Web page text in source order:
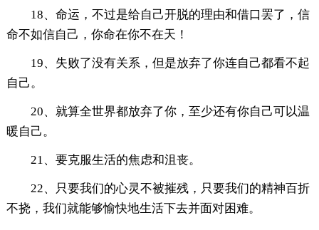
18、命运，不过是给自己开脱的理由和借口罢了，信
命不如信自己，你命在你不在天！
19、失败了没有关系，但是放弃了你连自己都看不起
自己。
20、就算全世界都放弃了你，至少还有你自己可以温
暖自己。
21、要克服生活的焦虑和沮丧。
22、只要我们的心灵不被摧残，只要我们的精神百折
不挠，我们就能够愉快地生活下去并面对困难。